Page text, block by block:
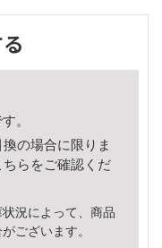
。
の場合に限りま
ちら をご確認くだ
況によって、商品
ございます。